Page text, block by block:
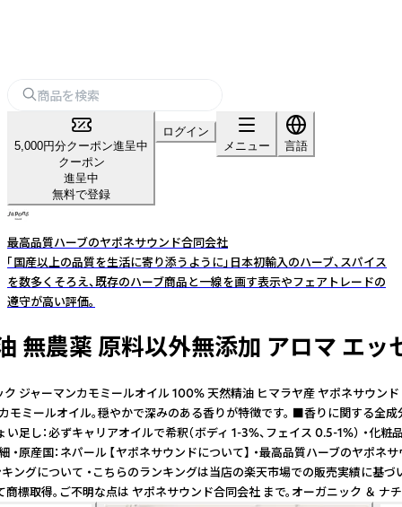
5,000円分クーポン進呈中
クーポン
進呈中
無料で登録
ログイン
メニュー
言語
最高品質ハーブのヤポネサウンド合同会社
「国産以上の品質を生活に寄り添うように」日本初輸入のハーブ、スパイス
を数多くそろえ、既存のハーブ商品と一線を画す表示やフェアトレードの
遵守が高い評価。
薬 原料以外無添加 アロマ エッ
ーマンカモミールオイル 100% 天然精油 ヒマラヤ産 ヤポネサ
イル。穏やかで深みのある香りが特徴です。 ■香りに関する全
し：必ずキャリアオイルで希釈（ボディ 1-3%、フェイス 0.5-1%
：ネパール 【ヤポネサウンドについて】 ・最高品質ハーブの
て ・こちらのランキングは当店の楽天市場での販売実績に基
標取得。ご不明な点は ヤポネサウンド合同会社 まで。オーガニック ＆